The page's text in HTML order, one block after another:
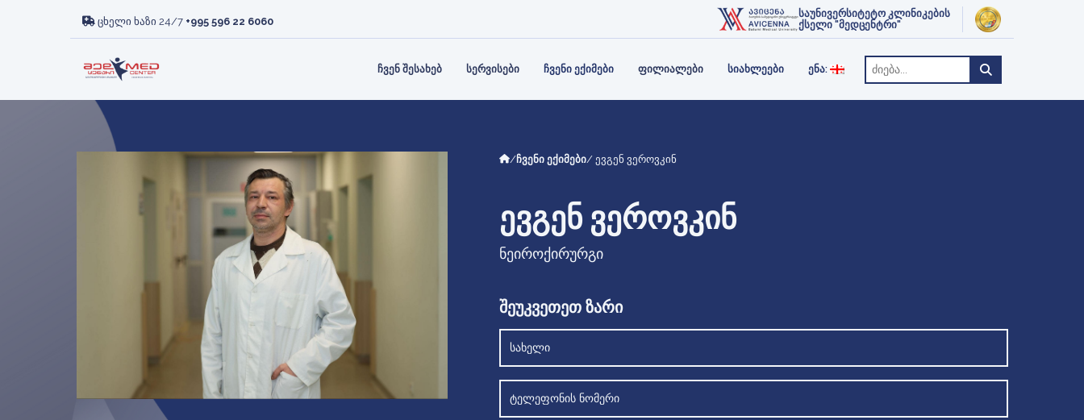
ცხელი ხაზი 24/7 +995 596 22 6060
საუნივერსიტეტო კლინიკების
ქსელი "მედცენტრი"
ᲩᲕᲔᲜ ᲨᲔᲡᲐᲮᲔᲑ
ᲞᲐᲪᲘᲔᲜᲢᲘᲡ ᲣᲤᲚᲔᲑᲔᲑᲘ ᲓᲐ
ᲡᲔᲠᲕᲘᲡᲔᲑᲘ
ᲦᲕᲘᲫᲚᲘᲡ
ᲒᲐᲜᲧᲝᲤᲘᲚᲔᲑᲐ
ᲛᲐᲛᲝᲚᲝᲒᲘᲘᲡ
ᲩᲕᲔᲜᲘ ᲔᲥᲘᲛᲔᲑᲘ
ᲤᲘᲚᲘᲐᲚᲔᲑᲘ
ᲡᲠᲣᲚᲐᲓ
ᲡᲘᲐᲮᲚᲔᲔᲑᲘ ᲔᲜᲐ:
ENGLISH
РУССКИЙ
/ჩვენი ექიმები/ ევგენ ვეროვკინ
ᲔᲕᲒᲔᲜ ᲕᲔᲠᲝᲕᲙᲘᲜ
ნეიროქირურგი
შეუკვეთეთ ზარი